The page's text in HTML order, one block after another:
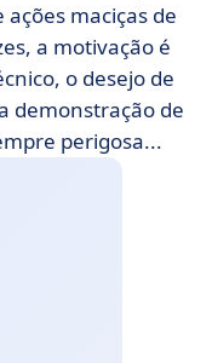
maciças de
a motivação é
o desejo de
demonstração de
perigosa...